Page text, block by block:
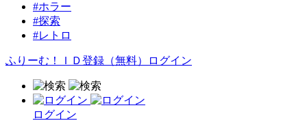
#ホラー
#探索
#レトロ
ふりーむ！ＩＤ登録（無料） ログイン
ログイン